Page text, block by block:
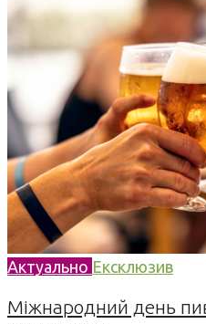
Актуально Ексклюзив
Міжнародний день